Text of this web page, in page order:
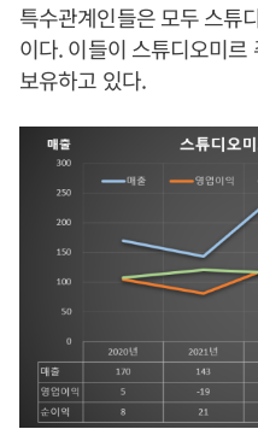
특수관계인들은 모두 스튜
이다. 이들이 스튜디오미
보유하고 있다.